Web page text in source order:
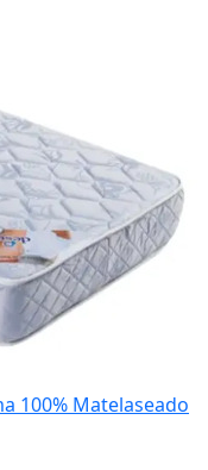
100% Matelaseado